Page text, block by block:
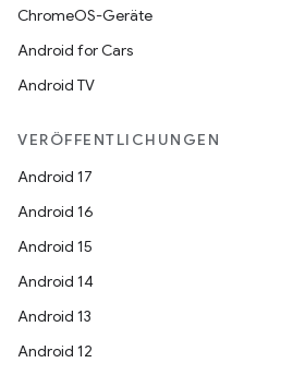
ChromeOS-Geräte
Android for Cars
Android TV
VERÖFFENTLICHUNGEN
Android 17
Android 16
Android 15
Android 14
Android 13
Android 12